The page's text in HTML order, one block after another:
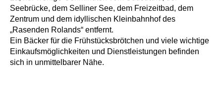
Seebrücke, dem Selliner See, dem Freizeitbad, dem
Zentrum und dem idyllischen Kleinbahnhof des
„Rasenden Rolands“ entfernt.
Ein Bäcker für die Frühstücksbrötchen und viele wichtige
Einkaufsmöglichkeiten und Dienstleistungen befinden
sich in unmittelbarer Nähe.